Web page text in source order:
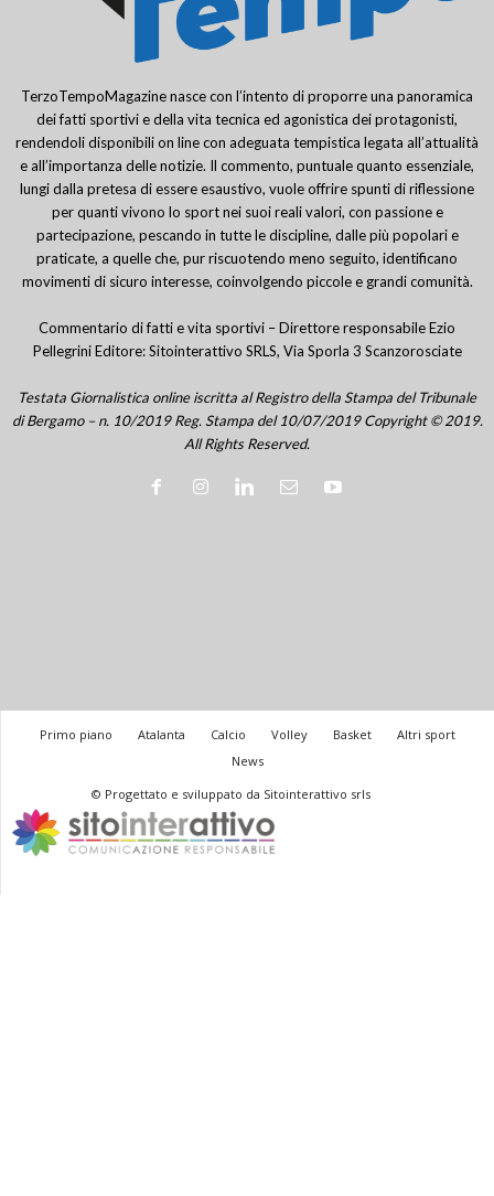
TerzoTempoMagazine nasce con l’intento di proporre una panoramica
dei fatti sportivi e della vita tecnica ed agonistica dei protagonisti,
rendendoli disponibili on line con adeguata tempistica legata all’attualità
e all’importanza delle notizie. Il commento, puntuale quanto essenziale,
lungi dalla pretesa di essere esaustivo, vuole offrire spunti di riflessione
per quanti vivono lo sport nei suoi reali valori, con passione e
partecipazione, pescando in tutte le discipline, dalle più popolari e
praticate, a quelle che, pur riscuotendo meno seguito, identificano
movimenti di sicuro interesse, coinvolgendo piccole e grandi comunità.
Commentario di fatti e vita sportivi – Direttore responsabile Ezio
Pellegrini Editore: Sitointerattivo SRLS, Via Sporla 3 Scanzorosciate
Testata Giornalistica online iscritta al Registro della Stampa del Tribunale
di Bergamo – n. 10/2019 Reg. Stampa del 10/07/2019 Copyright © 2019.
All Rights Reserved.
Primo piano Atalanta Calcio Volley Basket
Altri sport
News
© Progettato e sviluppato da Sitointerattivo srls